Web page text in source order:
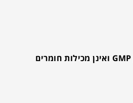
GMP ואינן מכילות חומרים